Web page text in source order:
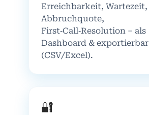
Erreichbarkeit, Wartezeit,
Abbruchquote,
First‑Call‑Resolution – als
Dashboard & exportierbar
(CSV/Excel).
🔐